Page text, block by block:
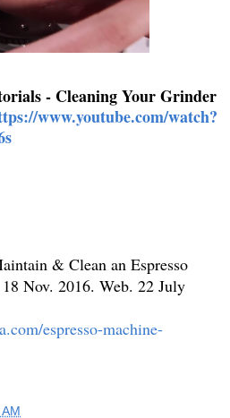
- Cleaning Your Grinder
www.youtube.com/watch?
& Clean an Espresso
Nov. 2016. Web. 22 July
espresso-machine-